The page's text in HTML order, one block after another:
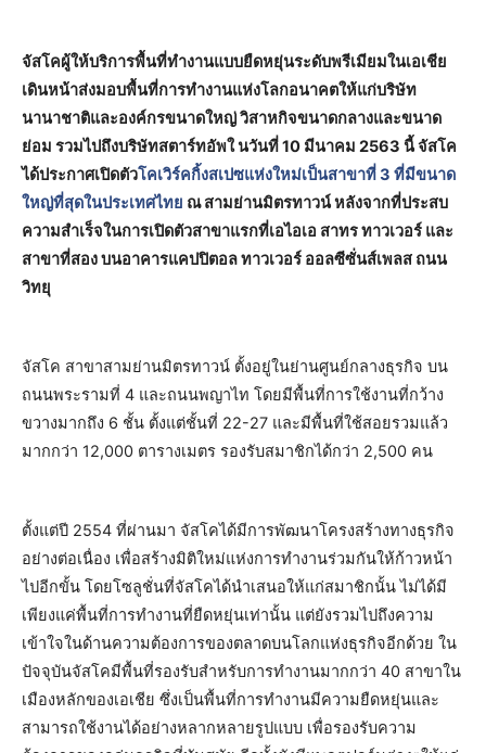
จัสโคผู้ให้บริการพื้นที่ทำงานแบบยืดหยุ่นระดับพรีเมียมในเอเชีย
เดินหน้าส่งมอบพื้นที่การทำงานแห่งโลกอนาคตให้แก่บริษัท
นานาชาติและองค์กรขนาดใหญ่ วิสาหกิจขนาดกลางและขนาด
ย่อม รวมไปถึงบริษัทสตาร์ทอัพใ นวันที่ 10 มีนาคม 2563 นี้ จัสโค
ได้ประกาศเปิดตัวโคเวิร์คกิ้งสเปซแห่งใหม่เป็นสาขาที่ 3 ที่มีขนาด
ใหญ่ที่สุดในประเทศไทย ณ สามย่านมิตรทาวน์ หลังจากที่ประสบ
ความสำเร็จในการเปิดตัวสาขาแรกที่เอไอเอ สาทร ทาวเวอร์ และ
สาขาที่สอง บนอาคารแคปปิตอล ทาวเวอร์ ออลซีซั่นส์เพลส ถนน
วิทยุ
จัสโค สาขาสามย่านมิตรทาวน์ ตั้งอยู่ในย่านศูนย์กลางธุรกิจ บน
ถนนพระรามที่ 4 และถนนพญาไท โดยมีพื้นที่การใช้งานที่กว้าง
ขวางมากถึง 6 ชั้น ตั้งแต่ชั้นที่ 22-27 และมีพื้นที่ใช้สอยรวมแล้ว
มากกว่า 12,000 ตารางเมตร รองรับสมาชิกได้กว่า 2,500 คน
ตั้งแต่ปี 2554 ที่ผ่านมา จัสโคได้มีการพัฒนาโครงสร้างทางธุรกิจ
อย่างต่อเนื่อง เพื่อสร้างมิติใหม่แห่งการทำงานร่วมกันให้ก้าวหน้า
ไปอีกขั้น โดยโซลูชั่นที่จัสโคได้นำเสนอให้แก่สมาชิกนั้น ไม่ได้มี
เพียงแค่พื้นที่การทำงานที่ยืดหยุ่นเท่านั้น แต่ยังรวมไปถึงความ
เข้าใจในด้านความต้องการของตลาดบนโลกแห่งธุรกิจอีกด้วย ใน
ปัจจุบันจัสโคมีพื้นที่รองรับสำหรับการทำงานมากกว่า 40 สาขาใน
เมืองหลักของเอเชีย ซึ่งเป็นพื้นที่การทำงานมีความยืดหยุ่นและ
สามารถใช้งานได้อย่างหลากหลายรูปแบบ เพื่อรองรับความ